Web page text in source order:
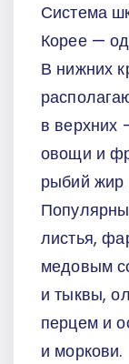
Система
Корее —
В нижних
в верхних
овощи и
рыбий жир
листья,
медовым
и тыквы,
перцем и
и моркови.